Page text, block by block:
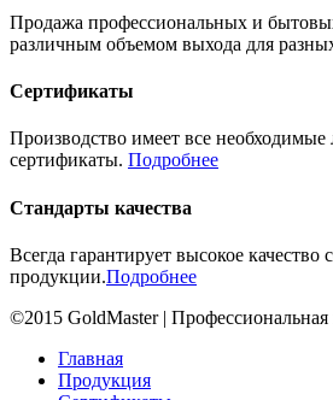
Продажа профессиональных и
различным объемом выхода для
Сертификаты
Производство имеет все необходимые
сертификаты. Подробнее
Стандарты качества
Всегда гарантирует высокое качество
продукции.Подробнее
©2015 GoldMaster |
Главная
Продукция